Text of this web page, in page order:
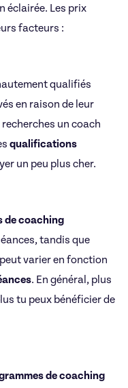
éclairée. Les prix
facteurs :
qualifiés
en raison de leur
recherches un coach
qualifications
un peu plus cher.
de coaching
tandis que
varier en fonction
. En général, plus
tu peux bénéficier de
de coaching